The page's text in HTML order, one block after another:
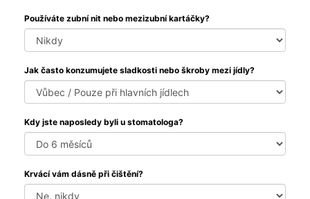
Používáte zubní nit nebo mezizubní kartáčky?
Jak často konzumujete sladkosti nebo škroby mezi jídly?
Kdy jste naposledy byli u stomatologa?
Krvácí vám dásně při čištění?